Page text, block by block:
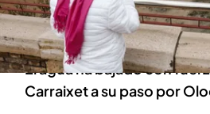
barranco del Poyo siguen
de arena
El agua ha bajado con
Carraixet a su paso por